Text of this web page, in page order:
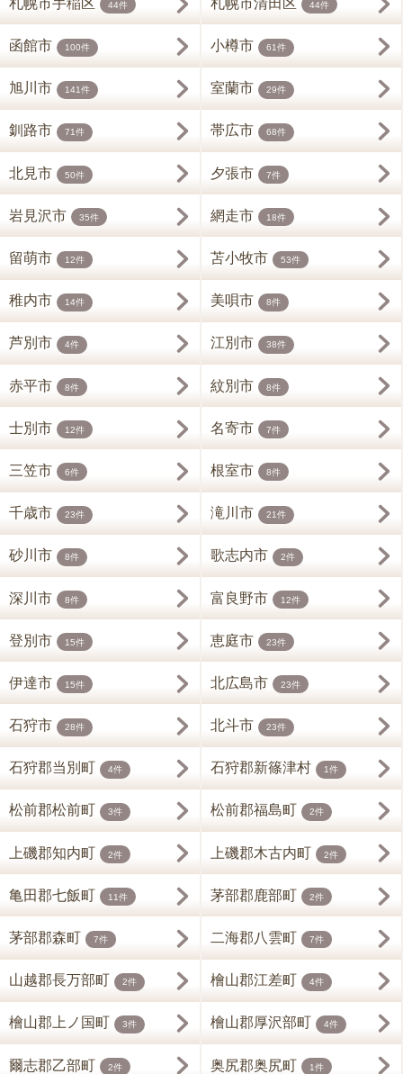
44件 44件
函館市 100件 小樽市 61件
旭川市 141件 室蘭市 29件
釧路市 71件 帯広市 68件
北見市 50件 夕張市 7件
岩見沢市 35件 網走市 18件
留萌市 12件 苫小牧市 53件
稚内市 14件 美唄市 8件
芦別市 4件 江別市 38件
赤平市 8件 紋別市 8件
士別市 12件 名寄市 7件
三笠市 6件 根室市 8件
千歳市 23件 滝川市 21件
砂川市 8件 歌志内市 2件
深川市 8件 富良野市 12件
登別市 15件 恵庭市 23件
伊達市 15件 北広島市 23件
石狩市 28件 北斗市 23件
石狩郡当別町 4件 石狩郡新篠津村 1件
松前郡松前町 3件 松前郡福島町 2件
上磯郡知内町 2件 上磯郡木古内町 2件
亀田郡七飯町 11件 茅部郡鹿部町 2件
茅部郡森町 7件 二海郡八雲町 7件
山越郡長万部町 2件 檜山郡江差町 4件
檜山郡上ノ国町 3件 檜山郡厚沢部町 4件
爾志郡乙部町 2件 奥尻郡奥尻町 1件